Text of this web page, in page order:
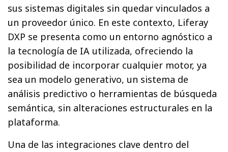
sus sistemas digitales sin quedar vinculados a
un proveedor único. En este contexto, Liferay
DXP se presenta como un entorno agnóstico a
la tecnología de IA utilizada, ofreciendo la
posibilidad de incorporar cualquier motor, ya
sea un modelo generativo, un sistema de
análisis predictivo o herramientas de búsqueda
semántica, sin alteraciones estructurales en la
plataforma.
Una de las integraciones clave dentro del